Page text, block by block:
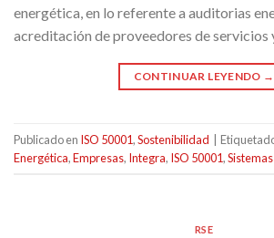
energética, en lo referente a auditorias
acreditación de proveedores de
CONTINUAR LEYENDO →
Publicado en ISO 50001,Sostenibilidad |
Energética,Empresas, Integra, ISO 50001,
RSE